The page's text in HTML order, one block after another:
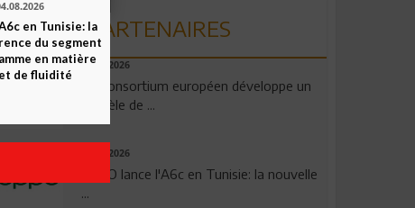
PARTENAIRES
06.08.2026
Un consortium européen développe un
modèle de ...
04.08.2026
OPPO lance l'A6c en Tunisie: la nouvelle
...
en Tunisie: la
du segment
en matière
de fluidité